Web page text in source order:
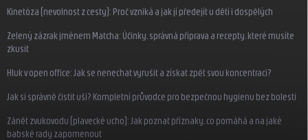
Kinetóza (nevolnost z cesty): Proč vzniká a jak jí předejít u dětí i dospělých
Zelený zázrak jménem Matcha: Účinky, správná příprava a recepty, které musíte
zkusit
Hluk v open office: Jak se nenechat vyrušit a získat zpět svou koncentraci?
Jak si správně čistit uši? Kompletní průvodce pro bezpečnou hygienu bez bolesti
Zánět zvukovodu (plavecké ucho): Jak poznat příznaky, co pomáhá a na jaké
babské rady zapomenout